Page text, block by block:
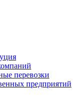
перевозки
предприятий